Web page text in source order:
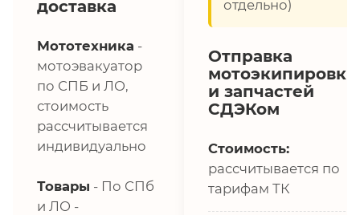
доставка
Мототехника -
мотоэвакуатор
по СПБ и ЛО,
стоимость
рассчитывается
индивидуально
Товары - По СПб
и ЛО -
отдельно)
Отправка
мотоэкипировки
и запчастей
СДЭКом
Стоимость:
рассчитывается по
тарифам ТК